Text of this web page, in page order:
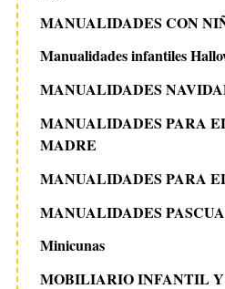
MANUALIDADES CON
Manualidades infantiles
MANUALIDADES
MANUALIDADES PARA
MADRE
MANUALIDADES PARA
MANUALIDADES PASCUA
Minicunas
MOBILIARIO INFANTIL